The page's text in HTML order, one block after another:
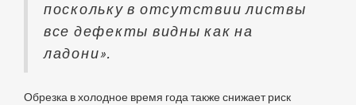
поскольку в отсутствии листвы
все дефекты видны как на
ладони».
Обрезка в холодное время года также снижает риск